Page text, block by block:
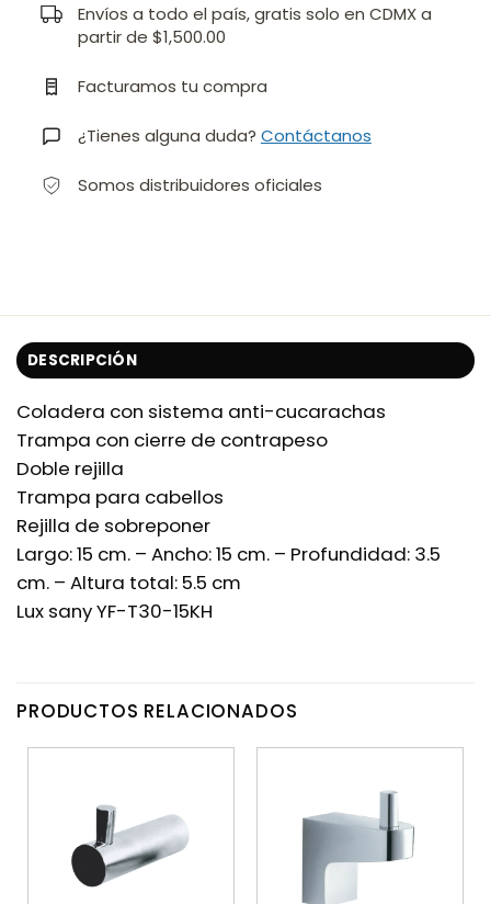
Envíos a todo el país, gratis solo en CDMX a
partir de $1,500.00
Facturamos tu compra
¿Tienes alguna duda? Contáctanos
Somos distribuidores oficiales
DESCRIPCIÓN
Coladera con sistema anti-cucarachas
Trampa con cierre de contrapeso
Doble rejilla
Trampa para cabellos
Rejilla de sobreponer
Largo: 15 cm. – Ancho: 15 cm. – Profundidad: 3.5
cm. – Altura total: 5.5 cm
Lux sany YF-T30-15KH
PRODUCTOS RELACIONADOS